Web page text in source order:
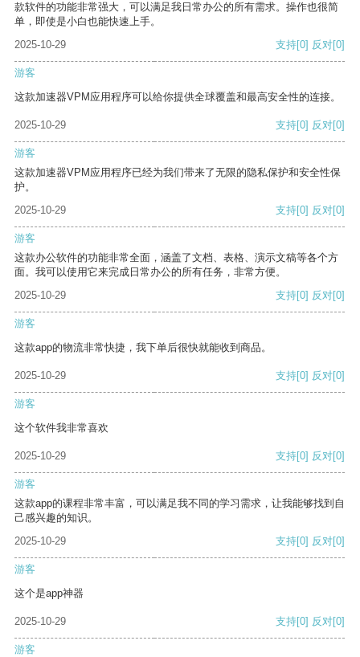
款软件的功能非常强大，可以满足我日常办公的所有需求。操作也很简
单，即使是小白也能快速上手。
2025-10-29
支持[0] 反对[0]
游客
这款加速器VPM应用程序可以给你提供全球覆盖和最高安全性的连接。
2025-10-29 支持[0] 反对[0]
游客
这款加速器VPM应用程序已经为我们带来了无限的隐私保护和安全性保
护。
2025-10-29
支持[0] 反对[0]
游客
这款办公软件的功能非常全面，涵盖了文档、表格、演示文稿等各个方
面。我可以使用它来完成日常办公的所有任务，非常方便。
2025-10-29
支持[0] 反对[0]
游客
这款app的物流非常快捷，我下单后很快就能收到商品。
2025-10-29 支持[0] 反对[0]
游客
这个软件我非常喜欢
2025-10-29 支持[0] 反对[0]
游客
这款app的课程非常丰富，可以满足我不同的学习需求，让我能够找到自
己感兴趣的知识。
2025-10-29
支持[0] 反对[0]
游客
这个是app神器
2025-10-29 支持[0] 反对[0]
游客